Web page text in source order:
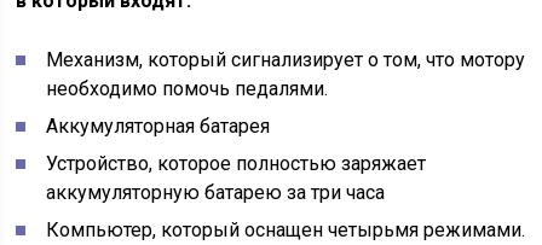
Механизм, который сигнализирует о том, что мотору
необходимо помочь педалями.
Аккумуляторная батарея
Устройство, которое полностью заряжает
аккумуляторную батарею за три часа
Компьютер, который оснащен четырьмя режимами.